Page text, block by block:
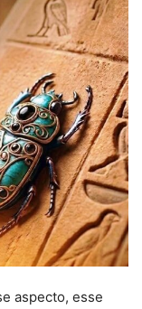
aspecto, esse